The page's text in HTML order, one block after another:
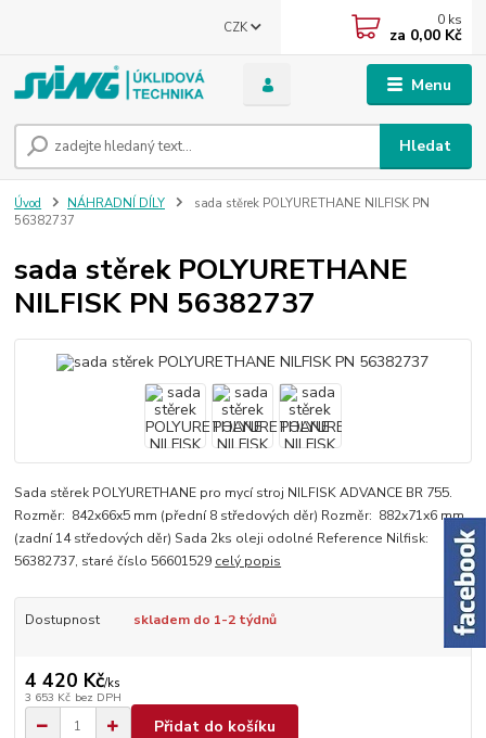
Menu
CZK
Hledat
0 ks
za 0,00 Kč
Úvod NÁHRADNÍ DÍLY
sada stěrek POLYURETHANE NILFISK PN
56382737
sada stěrek POLYURETHANE
NILFISK PN 56382737
Sada stěrek POLYURETHANE pro mycí stroj NILFISK ADVANCE BR 755.
Rozměr: 842x66x5 mm (přední 8 středových děr) Rozměr: 882x71x6 mm
(zadní 14 středových děr) Sada 2ks oleji odolné Reference Nilfisk:
56382737, staré číslo 56601529 celý popis
Dostupnost skladem do 1-2 týdnů
4 420 Kč/ks
3 653 Kč bez DPH
Přidat do košíku